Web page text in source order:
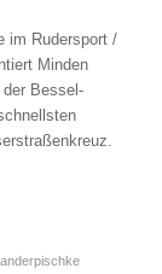
im Rudersport /
Minden
Bessel-